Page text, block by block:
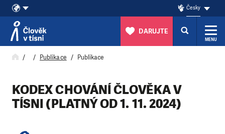
Přeskočit na obsah
Česky
DARUJTE
MENU
Publikace Publikace
KODEX CHOVÁNÍ ČLOVĚKA V
TÍSNI (PLATNÝ OD 1. 11. 2024)